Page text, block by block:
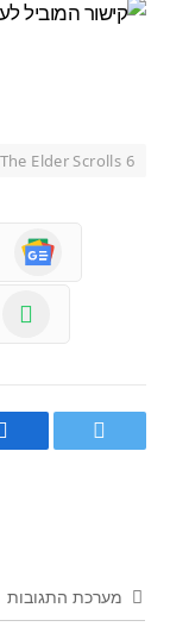
The Elder Scrolls 6
טוויטר
מערכת התגובות